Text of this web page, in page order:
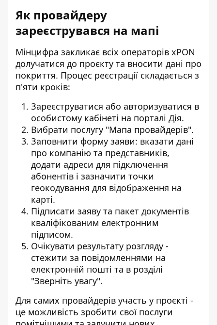
Як провайдеру
зареєструвався на мапі
Мінцифра закликає всіх операторів xPON
долучатися до проєкту та вносити дані про
покриття. Процес реєстрації складається з
п'яти кроків:
Зареєструватися або авторизуватися в
особистому кабінеті на порталі Дія.
Вибрати послугу "Мапа провайдерів".
Заповнити форму заяви: вказати дані
про компанію та представників,
додати адреси для підключення
абонентів і зазначити точки
геокодування для відображення на
карті.
Підписати заяву та пакет документів
кваліфікованим електронним
підписом.
Очікувати результату розгляду -
стежити за повідомленнями на
електронній пошті та в розділі
"Зверніть увагу".
Для самих провайдерів участь у проєкті -
це можливість зробити свої послуги